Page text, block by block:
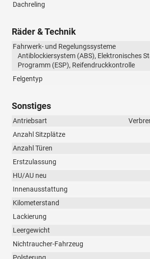
Dachreling
Räder & Technik
Fahrwerk- und Regelungssysteme
Antiblockiersystem (ABS), Elektronisches
Programm (ESP), Reifendruckkontrolle
Felgentyp
Sonstiges
Antriebsart
Anzahl Sitzplätze
Anzahl Türen
Erstzulassung
HU/AU neu
Innenausstattung
Kilometerstand
Lackierung
Leergewicht
Nichtraucher-Fahrzeug